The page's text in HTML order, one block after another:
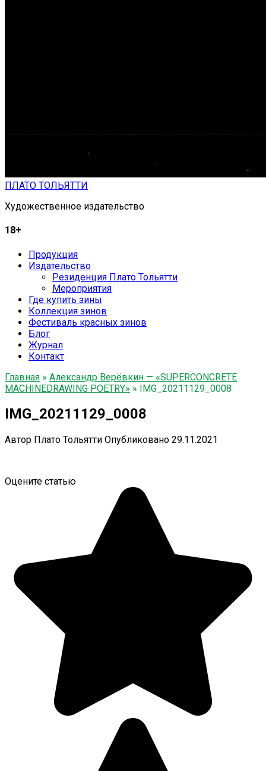
ПЛАТО ТОЛЬЯТТИ
Художественное издательство
18+
Продукция
Издательство
Резиденция Плато Тольятти
Мероприятия
Где купить зины
Коллекция зинов
Фестиваль красных зинов
Блог
Журнал
Контакт
Главная » Александр Верёвкин — «SUPERCONCRETE
MACHINEDRAWING POETRY» » IMG_20211129_0008
IMG_20211129_0008
Автор Плато Тольятти Опубликовано 29.11.2021
Оцените статью